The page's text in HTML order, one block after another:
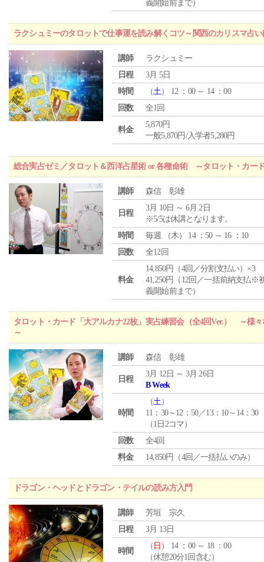
義開始前まで）
ラクシュミーのタロットで仕事運を読み解くコツ～関西のカリスマ占
講師
ラクシュミー
日程
3月 5日
時間
（土） 12 ：00 ～ 14 ：00
回数
全1回
料金
5,870円
一般5,870円/入学者5,280円
総合実占ゼミ／タロット＆西洋占星術 or 各種命術 ～タロット・カー
講師 森信 彰雄
日程
3月 10日 ～ 6月 2日
※5/5は休講となります。
時間
毎週 （木） 14 ：50 ～ 16 ：10
回数
全12回
料金
14,850円（4回／分割支払い）×3
41,250円（12回／一括前納支払※
義開始前まで）
タロット・カード「大アルカナ22枚」実占練習会（全4回Ver.） ～様
～
講師 森信 彰雄
日程
3月 12日 ～ 3月 26日
B Week
時間
（土）
11：30～12：50／13：10～14：30
（1日2コマ）
回数
全4回
料金
14,850円（4回／一括払いのみ）
ドラゴン・ヘッドとドラゴン・テイルの読み方入門
講師
芳垣 宗久
日程
3月 13日
時間
（ 日 ） 14 ：00 ～ 18 ：00
（休憩20分1回含む）